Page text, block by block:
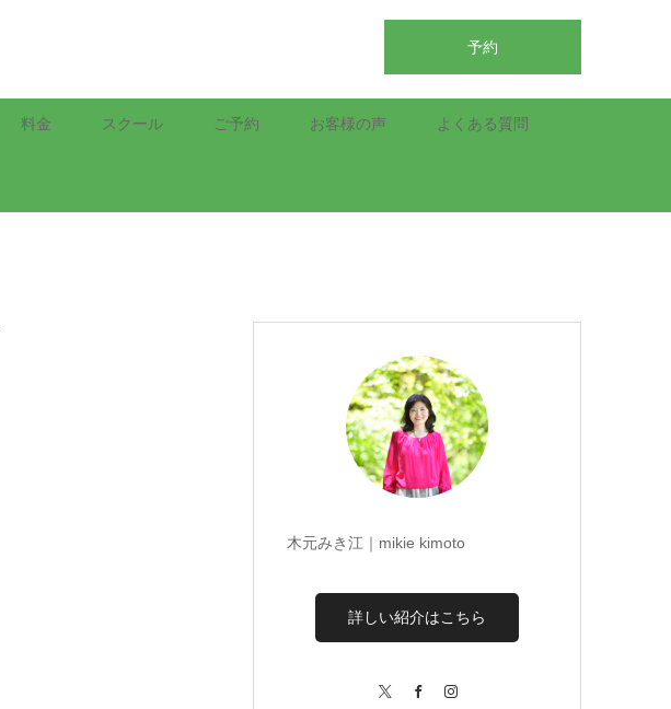
予約
料金 スクール ご予約 お客様の声 よくある質問
木元みき江｜mikie kimoto
詳しい紹介はこちら